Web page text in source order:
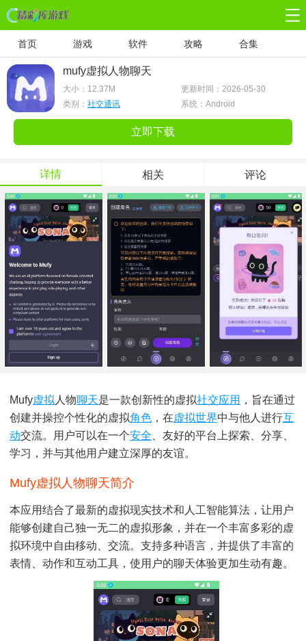
首页 游戏 软件 攻略 合集
mufy虚拟人物聊天
大小： 12.37M
更新时间：2026-05-30
类别： 社交通讯 系统：Android
立即下载
详情 相关 评论
Mufy虚拟 人物聊天是一款创新性的虚拟社交应用 ，旨在通过
创建并操控个性化的虚拟角色 ，在虚拟世界中与他人进行互
动交流。用户可以在一个安全 、友好的平台上探索、分享、
学习，并与其他用户建立深厚的友谊。
Mufy虚拟人物聊天简介
本应用结合了最新的虚拟现实技术和人工智能算法，让用户
能够创建自己独一无二的虚拟形象，并在一个丰富多彩的虚
拟环境中自由移动、交流。支持多种语言，并提供了丰富的
表情、动作和互动工具，使用户的聊天体验更加生动有趣。